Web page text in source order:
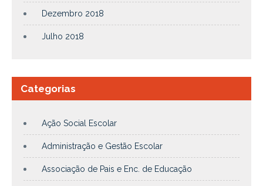
Dezembro 2018
Julho 2018
Categorias
Ação Social Escolar
Administração e Gestão Escolar
Associação de Pais e Enc. de Educação